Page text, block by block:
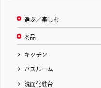
選ぶ／楽しむ
商品
キッチン
バスルーム
洗面化粧台